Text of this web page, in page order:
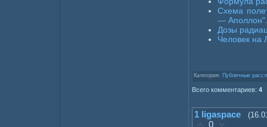
Схема
— Аполлон".
Дозы
Человек на
Категория: Публичные
Всего комментариев: 4
1 ligaspace
0